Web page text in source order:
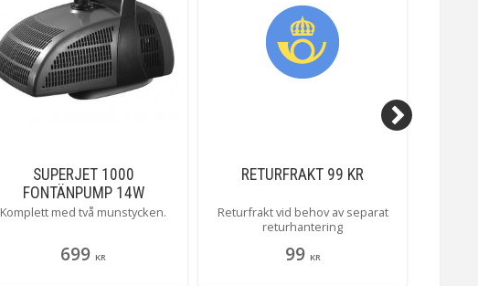
SUPERJET 1000
FONTÄNPUMP 14W
Komplett med två munstycken.
699 KR
RETURFRAKT 99 KR
Returfrakt vid behov av separat
returhantering
99 KR